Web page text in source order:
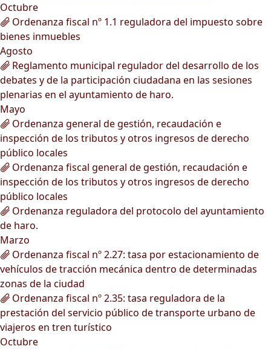
Octubre
Ordenanza fiscal nº 1.1 reguladora del impuesto sobre
bienes inmuebles
Agosto
Reglamento municipal regulador del desarrollo de los
debates y de la participación ciudadana en las sesiones
plenarias en el ayuntamiento de haro.
Mayo
Ordenanza general de gestión, recaudación e
inspección de los tributos y otros ingresos de derecho
público locales
Ordenanza fiscal general de gestión, recaudación e
inspección de los tributos y otros ingresos de derecho
público locales
Ordenanza reguladora del protocolo del ayuntamiento
de haro.
Marzo
Ordenanza fiscal nº 2.27: tasa por estacionamiento de
vehículos de tracción mecánica dentro de determinadas
zonas de la ciudad
Ordenanza fiscal nº 2.35: tasa reguladora de la
prestación del servicio público de transporte urbano de
viajeros en tren turístico
Octubre